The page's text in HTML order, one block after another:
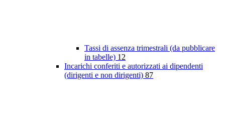
Tassi di assenza trimestrali (da pubblicare
in tabelle) 12
Incarichi conferiti e autorizzati ai dipendenti
(dirigenti e non dirigenti) 87